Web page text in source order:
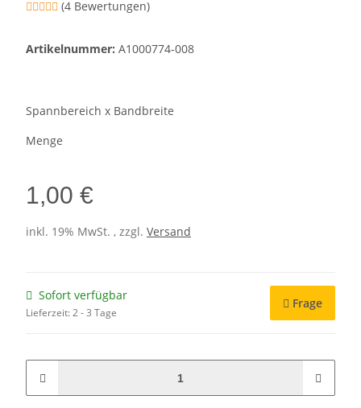
(4 Bewertungen)
Artikelnummer: A1000774-008
Spannbereich x Bandbreite
Menge
1,00 €
inkl. 19% MwSt. , zzgl. Versand
Sofort verfügbar
Lieferzeit:2 - 3 Tage
Frage